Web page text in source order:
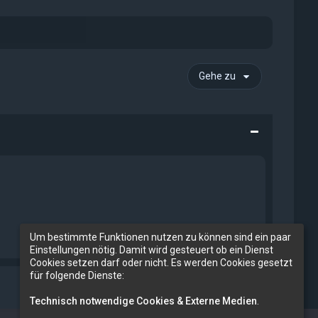
Gehe zu
Um bestimmte Funktionen nutzen zu können sind ein paar
Einstellungen nötig. Damit wird gesteuert ob ein Dienst
Cookies setzen darf oder nicht. Es werden Cookies gesetzt
für folgende Dienste:
Technisch notwendige Cookies & Externe Medien